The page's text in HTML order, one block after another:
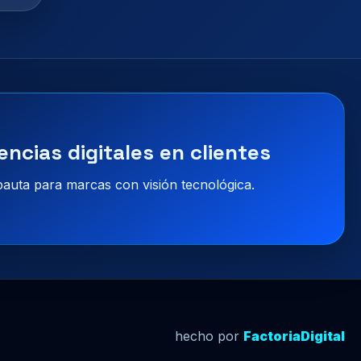
digitales en clientes
para marcas con visión tecnológica.
hecho por FactoriaDigital